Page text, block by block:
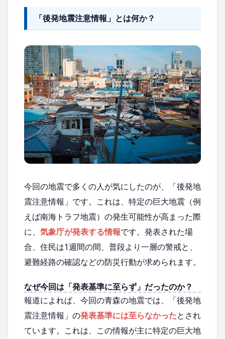
「後発地震注意情報」とは何か？
今回の地震で多くの人が気にしたのが、「後発地
震注意情報」です。これは、特定の巨大地震（例
えば南海トラフ地震）の発生可能性が高まった際
に、 気象庁が発表する情報です。発表された場
合、住民は1週間の間、普段より一層の警戒と、
避難経路の確認などの防災行動が求められます。
なぜ今回は「発表基準に至らず」だったのか？
報道によれば、今回の青森の地震では、「後発地
震注意情報」の発表基準には至らなかったとされ
ています。これは、この情報が主に特定の巨大地